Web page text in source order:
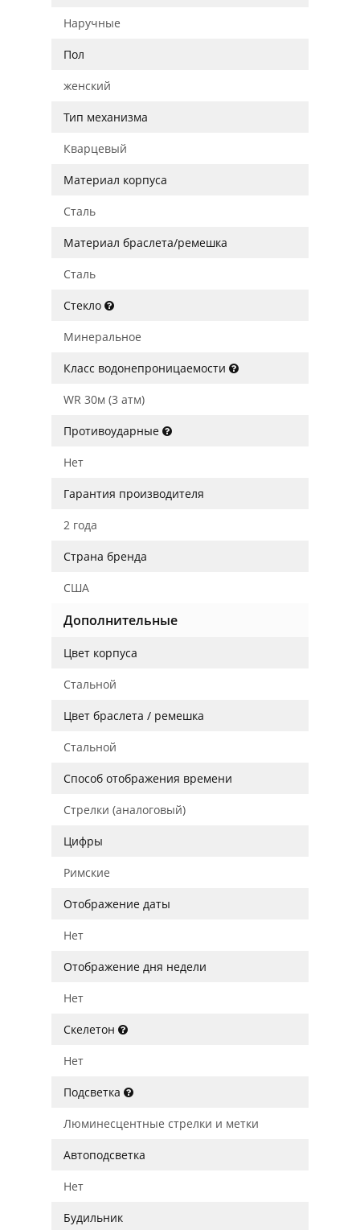
Наручные
Пол
женский
Тип механизма
Кварцевый
Материал корпуса
Сталь
Материал браслета/ремешка
Сталь
Стекло
Минеральное
Класс водонепроницаемости
WR 30м (3 атм)
Противоударные
Нет
Гарантия производителя
2 года
Страна бренда
США
Дополнительные
Цвет корпуса
Стальной
Цвет браслета / ремешка
Стальной
Способ отображения времени
Стрелки (аналоговый)
Цифры
Римские
Отображение даты
Нет
Отображение дня недели
Нет
Скелетон
Нет
Подсветка
Люминесцентные стрелки и метки
Автоподсветка
Нет
Будильник